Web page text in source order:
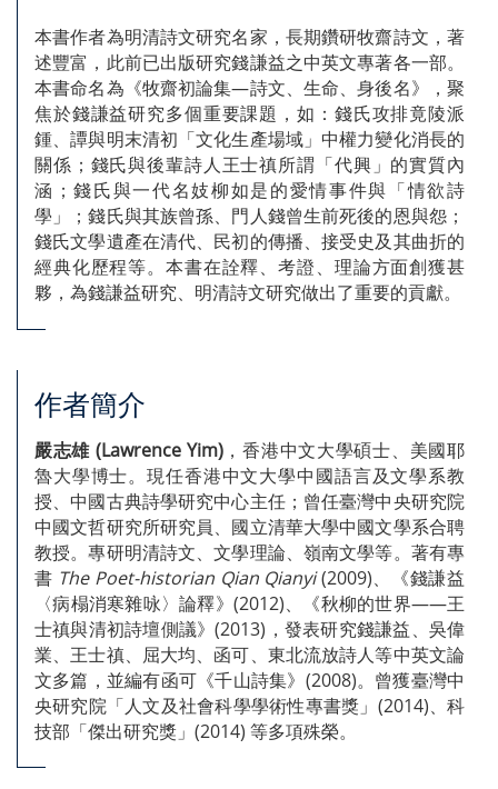
本書作者為明清詩文研究名家，長期鑽研牧齋詩文，著
述豐富，此前已出版研究錢謙益之中英文專著各一部。
本書命名為《牧齋初論集—詩文、生命、身後名》，聚
焦於錢謙益研究多個重要課題，如：錢氏攻排竟陵派
鍾、譚與明末清初「文化生產場域」中權力變化消長的
關係；錢氏與後輩詩人王士禛所謂「代興」的實質內
涵；錢氏與一代名妓柳如是的愛情事件與「情欲詩
學」；錢氏與其族曾孫、門人錢曾生前死後的恩與怨；
錢氏文學遺產在清代、民初的傳播、接受史及其曲折的
經典化歷程等。本書在詮釋、考證、理論方面創獲甚
夥，為錢謙益研究、明清詩文研究做出了重要的貢獻。
作者簡介
嚴志雄 (Lawrence Yim)，香港中文大學碩士、美國耶
魯大學博士。現任香港中文大學中國語言及文學系教
授、中國古典詩學研究中心主任；曾任臺灣中央研究院
中國文哲研究所研究員、國立清華大學中國文學系合聘
教授。專研明清詩文、文學理論、嶺南文學等。著有專
書 The Poet-historian Qian Qianyi(2009)、《錢謙益
〈病榻消寒雜咏〉論釋》(2012)、《秋柳的世界——王
士禛與清初詩壇側議》(2013)，發表研究錢謙益、吳偉
業、王士禛、屈大均、函可、東北流放詩人等中英文論
文多篇，並編有函可《千山詩集》(2008)。曾獲臺灣中
央研究院「人文及社會科學學術性專書獎」(2014)、科
技部「傑出研究獎」(2014) 等多項殊榮。